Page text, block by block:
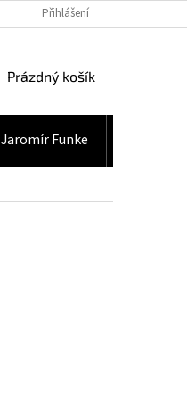
Přihlášení
NÁKUPNÍ
Prázdný košík
Jaromír Funke